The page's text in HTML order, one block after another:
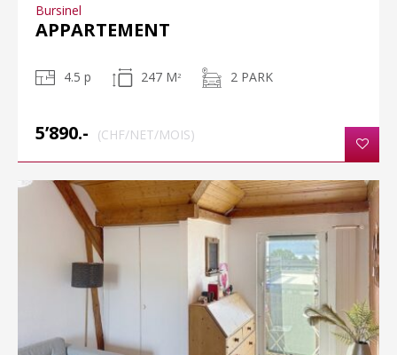
Bursinel
APPARTEMENT
4.5 p 247 M 2 2 PARK
5’890.- (CHF/NET/MOIS)